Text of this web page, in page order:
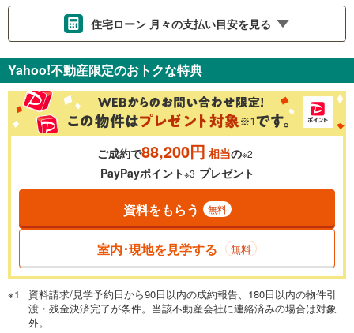
住宅ローン 月々の支払い目安を見る
金利 ％
0.01%
一般的には最長35年まで借り入れ可能です。多くの金融機関
が完済時の年齢は80歳までを条件としています。
閉じる
頭金 万円
Yahoo!不動産限定のおトクな特典
ご成約で88,200円 相当の※2
PayPayポイント※3 プレゼント
資料をもらう 無料
室内･現地を見学する 無料
資料請求/見学予約日から90日以内の成約報告、180日以内の物件引
渡・残金決済完了が条件。当該不動産会社に連絡済みの場合は対象
外。